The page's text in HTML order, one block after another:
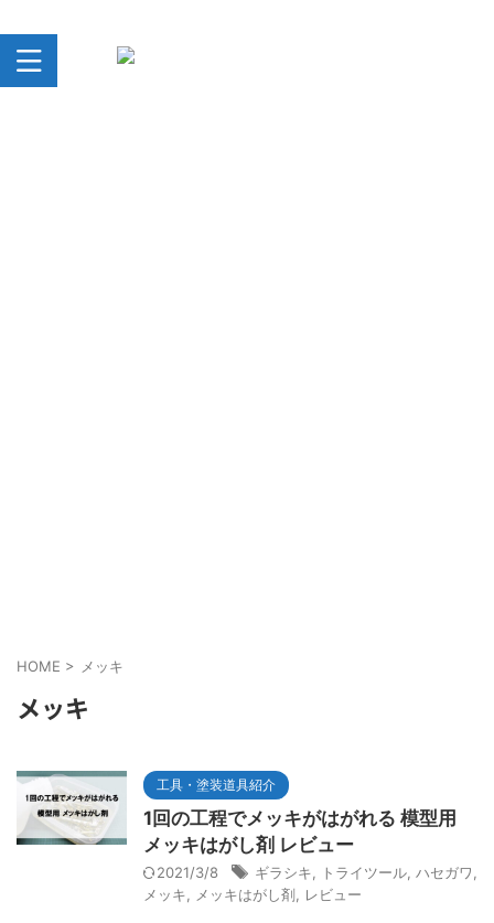
HOME > メッキ
メッキ
工具・塗装道具紹介
1回の工程でメッキがはがれる 模型用
メッキはがし剤 レビュー
2021/3/8 ギラシキ トライツール ハセガワ
メッキ
メッキはがし剤 レビュー